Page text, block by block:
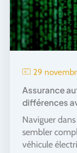
29
Assurance
différences
Naviguer
sembler
véhicule